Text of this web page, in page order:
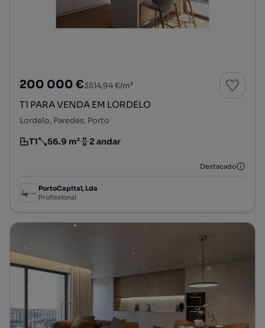
200 000 €3514,94 €/m²
T1 PARA VENDA EM LORDELO
Lordelo, Paredes, Porto
Tipologia
T1
Preço por metro quadrado
56.9 m²
Andar 2 andar
Destacado
PortoCapital, Lda
Profissional